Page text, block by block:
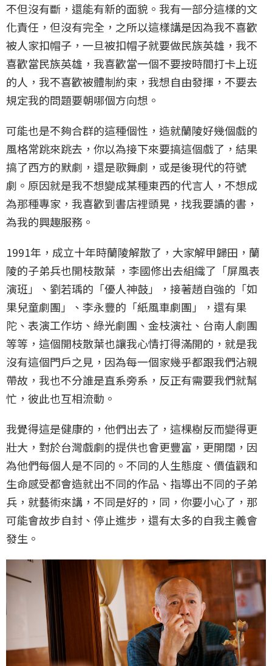
不但沒有斷，還能有新的面貌。我有一部分這樣的文
化責任，但沒有完全，之所以這樣講是因為我不喜歡
被人家扣帽子，一旦被扣帽子就要做民族英雄，我不
喜歡當民族英雄，我喜歡當一個不要按時間打卡上班
的人，我不喜歡被體制約束，我想自由發揮，不要去
規定我的問題要朝哪個方向想。
可能也是不夠合群的這種個性，造就蘭陵好幾個戲的
風格常跳來跳去，你以為接下來要搞這個戲了，結果
搞了西方的默劇，還是歌舞劇，或是後現代的符號
劇。原因就是我不想變成某種東西的代言人，不想成
為那種專家，我喜歡到書店裡頭晃，找我要讀的書，
為我的興趣服務。
1991年，成立十年時蘭陵解散了，大家解甲歸田，蘭
陵的子弟兵也開枝散葉 ，李國修出去組織了「屏風表
演班」、劉若瑀的「優人神鼓」，接著趙自強的「如
果兒童劇團」、李永豐的「紙風車劇團」，還有果
陀、表演工作坊、綠光劇團、金枝演社、台南人劇團
等等，這個開枝散葉也讓我心情打得滿開的，就是我
沒有這個門戶之見，因為每一個家幾乎都跟我們沾親
帶故，我也不分誰是直系旁系，反正有需要我們就幫
忙，彼此也互相流動。
我覺得這是健康的，他們出去了，這棵樹反而變得更
壯大，對於台灣戲劇的提供也會更豐富，更開闊，因
為他們每個人是不同的。不同的人生態度、價值觀和
生命感受都會造就出不同的作品、指導出不同的子弟
兵，就藝術來講，不同是好的，同，你要小心了，那
可能會故步自封、停止進步，還有太多的自我主義會
發生。